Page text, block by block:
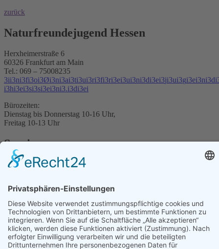
zurück
Naturfreundejugend Hessen
Herxheimerstraße 6
60326 Frankfurt am Main
Tel.: 069 – 75008235
3ii3ni3fi3oi3Øi3ni3ai3ti3ui3ri3fi3ri3ei3ui3ni3di3ei3ji3ui3gi3ei3ni3di
i3hi3ei3si3si3ei3ni3.i3di3ei
Bürozeiten:
Dienstag bis Donnerstag 10-16 Uhr,
Freitag 10-13 Uhr
Service
Über uns
Datenschutz
Reisebedingungen
Veranstaltungshinweise
Impressum
Mitmachen